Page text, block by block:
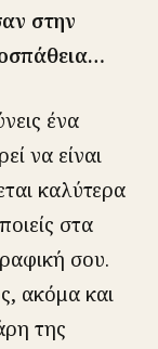
στην
ένα
να είναι
καλύτερα
στα
σου.
ακόμα και
της